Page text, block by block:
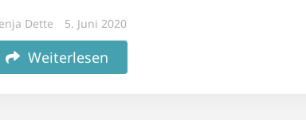
Dette 5. Juni 2020
Weiterlesen